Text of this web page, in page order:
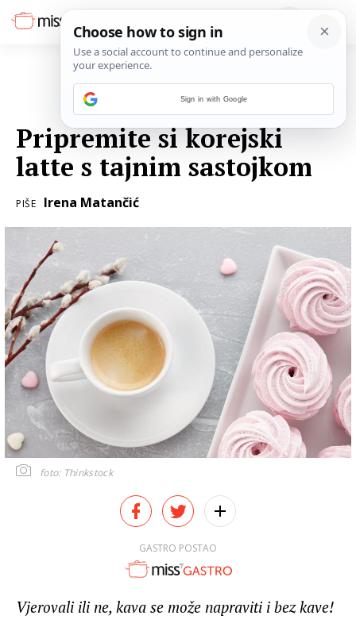
Pripremite si korejski
latte s tajnim sastojkom
PIŠE Irena Matančić
foto: Thinkstock
GASTRO POSTAO
Vjerovali ili ne, kava se može napraviti i bez kave!
Sign in with Google